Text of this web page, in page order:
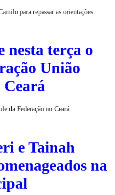
para repassar as orientações
nesta terça o
União
Ceará
da Federação no Ceará
e Tainah
na